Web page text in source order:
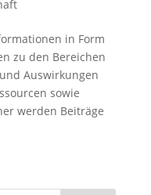
in Form
zu den Bereichen
Auswirkungen
sowie
werden Beiträge